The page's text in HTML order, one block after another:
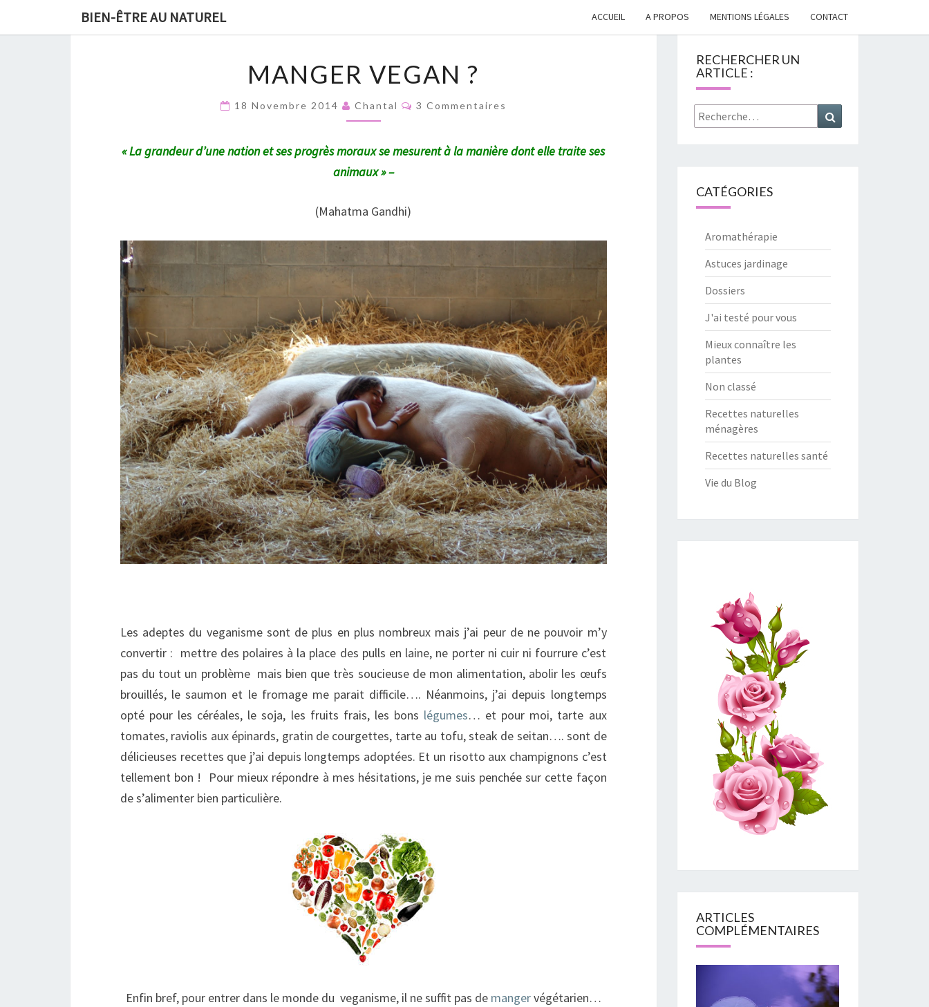
BIEN-ÊTRE AU NATUREL ACCUEIL A PROPOS MENTIONS LÉGALES CONTACT
A
G
E
V
E
A
?
MANGER VEGAN ?
18 Novembre 2014 Chantal
C
O
N
3 Commentaires
« La grandeur d’une nation et ses progrès moraux se mesurent à la manière dont elle traite ses
animaux » –
(Mahatma Gandhi)
Les adeptes du veganisme sont de plus en plus nombreux mais j’ai peur de ne pouvoir m’y
convertir : mettre des polaires à la place des pulls en laine, ne porter ni cuir ni fourrure c’est
pas du tout un problème mais bien que très soucieuse de mon alimentation, abolir les œufs
brouillés, le saumon et le fromage me parait difficile…. Néanmoins, j’ai depuis longtemps
opté pour les céréales, le soja, les fruits frais, les bons légumes… et pour moi, tarte aux
tomates, raviolis aux épinards, gratin de courgettes, tarte au tofu, steak de seitan…. sont de
délicieuses recettes que j’ai depuis longtemps adoptées. Et un risotto aux champignons c’est
tellement bon ! Pour mieux répondre à mes hésitations, je me suis penchée sur cette façon
de s’alimenter bien particulière.
Enfin bref, pour entrer dans le monde du veganisme, il ne suffit pas de mangervégétarien…
RECHERCHER UN
ARTICLE :
Rechercher :
CATÉGORIES
Aromathérapie
Astuces jardinage
Dossiers
J'ai testé pour vous
Mieux connaître les
plantes
Non classé
Recettes naturelles
ménagères
Recettes naturelles santé
Vie du Blog
ARTICLES
COMPLÉMENTAIRES
GRATUIT : 19 Méthodes naturelles pour lutter
contre les microbes et booster son immunité​
ENVOYEZ MOI L'EBOOK x